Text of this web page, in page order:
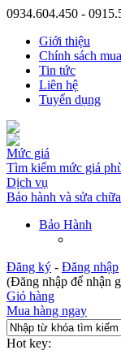
0934.604.450 -
Giới thiệu
Chính sách
Tin tức
Liên hệ
Tuyển dụng
Mức giá
Tìm kiếm mức giá
Dịch vụ
Bảo hành và sửa chữa
Bảo Hành
Đăng ký - Đăng nhập
(Đăng nhập để nhận
Giỏ hàng
Mua hàng ngay
Hot key: